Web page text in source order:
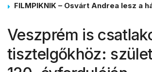
FILMPIKNIK – Osvárt Andrea lesz a
Veszprém is
tisztelgőkhöz: